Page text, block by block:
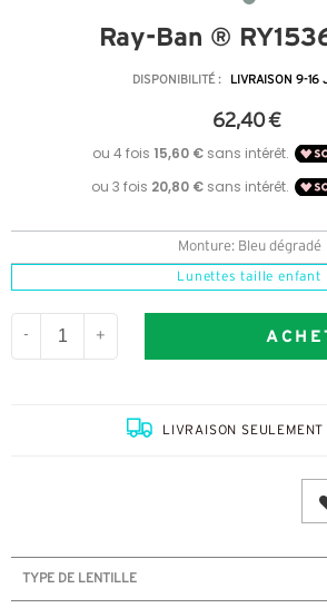
Ray-Ban ®
DISPONIBILITÉ : LIVRAISON 9-16
62,40 €
Monture: Bleu dégradé
Lunettes taille enfant
- +
LIVRAISON
TYPE DE LENTILLE